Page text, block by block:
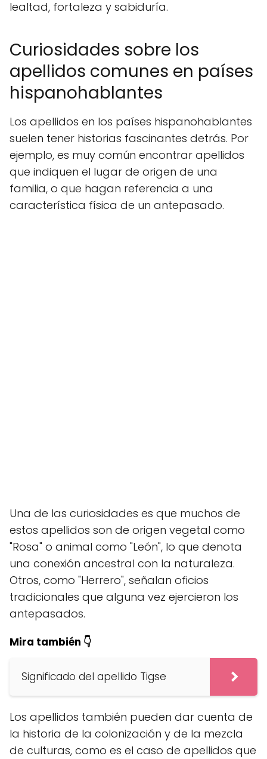
lealtad, fortaleza y sabiduría.
Curiosidades sobre los
apellidos comunes en países
hispanohablantes
Los apellidos en los países hispanohablantes
suelen tener historias fascinantes detrás. Por
ejemplo, es muy común encontrar apellidos
que indiquen el lugar de origen de una
familia, o que hagan referencia a una
característica física de un antepasado.
Una de las curiosidades es que muchos de
estos apellidos son de origen vegetal como
"Rosa" o animal como "León", lo que denota
una conexión ancestral con la naturaleza.
Otros, como "Herrero", señalan oficios
tradicionales que alguna vez ejercieron los
antepasados.
Mira también 👇
Significado del apellido Tigse
Los apellidos también pueden dar cuenta de
la historia de la colonización y de la mezcla
de culturas, como es el caso de apellidos que